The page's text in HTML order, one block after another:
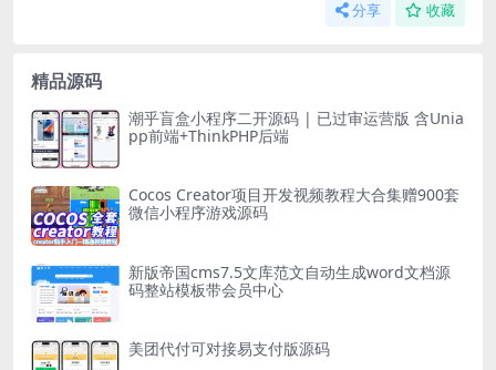
分享 收藏
精品源码
潮乎盲盒小程序二开源码 | 已过审运营版 含Unia
pp前端+ThinkPHP后端
Cocos Creator项目开发视频教程大合集赠900套
微信小程序游戏源码
新版帝国cms7.5文库范文自动生成word文档源
码整站模板带会员中心
美团代付可对接易支付版源码